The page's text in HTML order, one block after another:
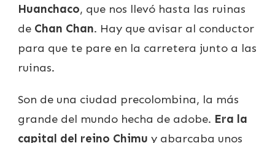
Huanchaco, que nos llevó hasta las ruinas
de Chan Chan. Hay que avisar al conductor
para que te pare en la carretera junto a las
ruinas.
Son de una ciudad precolombina, la más
grande del mundo hecha de adobe. Era la
capital del reino Chimu y abarcaba unos